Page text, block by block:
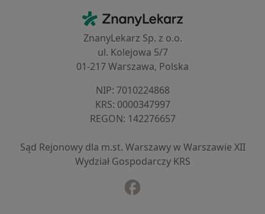
ZnanyLekarz - Strona główna
ZnanyLekarz Sp. z o.o.
ul. Kolejowa 5/7
01-217 Warszawa, Polska
NIP: ⁠7010224868
KRS: ⁠0000347997
REGON: ⁠142276657
Sąd Rejonowy dla m.st. Warszawy w Warszawie XII
Wydział Gospodarczy KRS